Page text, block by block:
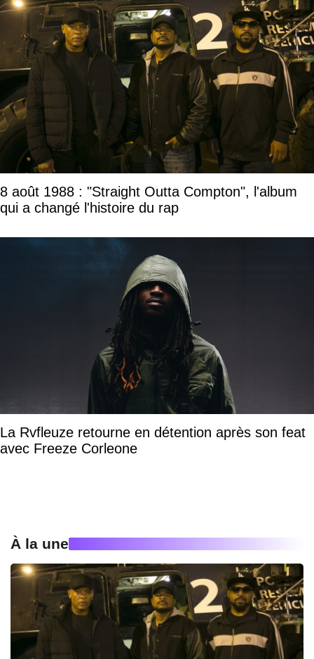
8 août 1988 : "Straight Outta Compton", l'album
qui a changé l'histoire du rap
La Rvfleuze retourne en détention après son feat
avec Freeze Corleone
À la une